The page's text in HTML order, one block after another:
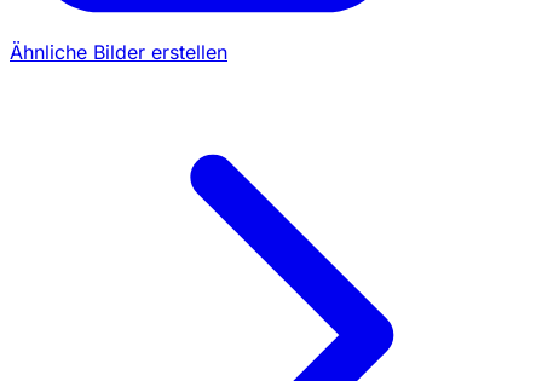
Ähnliche Bilder erstellen